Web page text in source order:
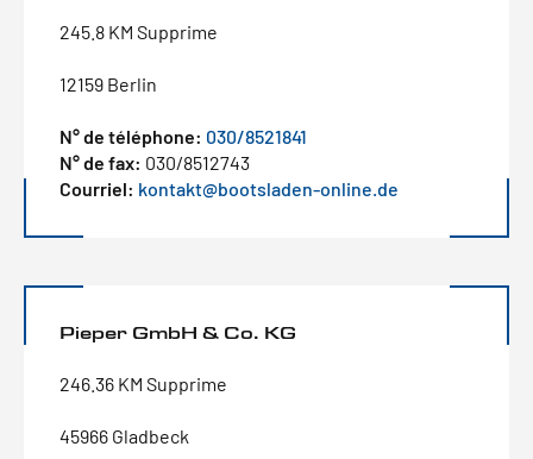
245.8 KM Supprime
12159 Berlin
N° de téléphone: 030/8521841
N° de fax: 030/8512743
Courriel: kontakt@bootsladen-online.de
Pieper GmbH & Co. KG
246.36 KM Supprime
45966 Gladbeck